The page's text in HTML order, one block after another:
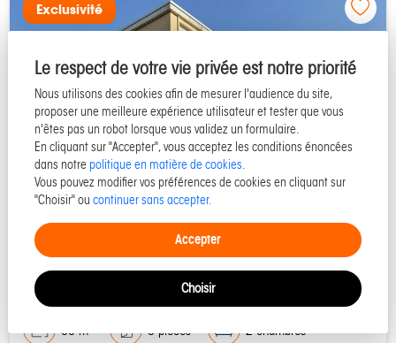
Le respect de votre vie privée est notre priorité
Nous utilisons des cookies afin de mesurer l'audience du site,
proposer une meilleure expérience utilisateur et tester que vous
n'êtes pas un robot lorsque vous validez un formulaire.
En cliquant sur "Accepter", vous acceptez les conditions énoncées
dans notre politique en matière de cookies.
Vous pouvez modifier vos préférences de cookies en cliquant sur
"Choisir" ou continuer sans accepter.
Accepter
Choisir
Exclusivité
50400 GRANVILLE
Appartement à vendre - Réf 53718
60 m² 3 pièces 2 chambres